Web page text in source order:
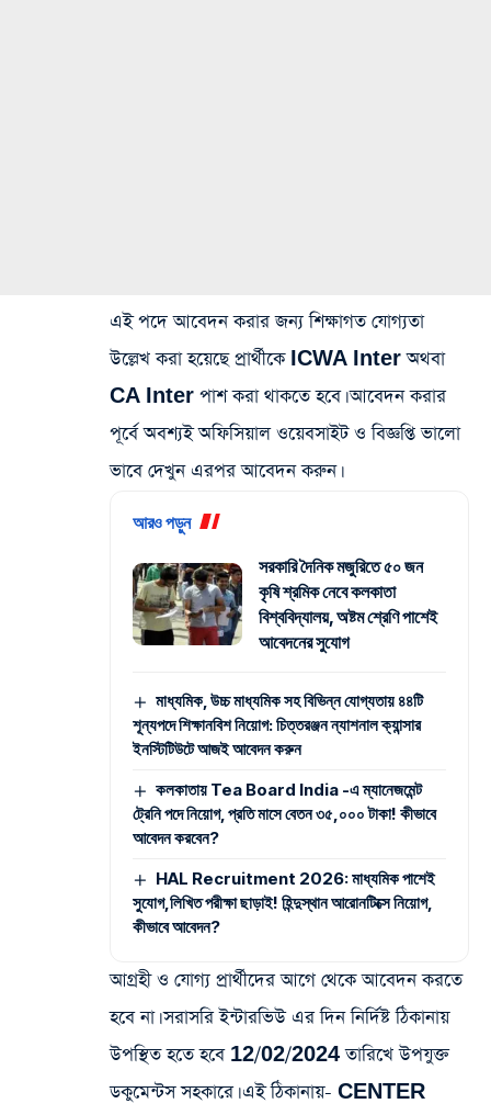
এই পদে আবেদন করার জন্য শিক্ষাগত যোগ্যতা
উল্লেখ করা হয়েছে প্রার্থীকে ICWA Inter অথবা
CA Inter পাশ করা থাকতে হবে। আবেদন করার
পূর্বে অবশ্যই অফিসিয়াল ওয়েবসাইট ও বিজ্ঞপ্তি ভালো
ভাবে দেখুন এরপর আবেদন করুন।
আরও পড়ুন
সরকারি দৈনিক মজুরিতে ৫০ জন
কৃষি শ্রমিক নেবে কলকাতা
বিশ্ববিদ্যালয়, অষ্টম শ্রেণি পাশেই
আবেদনের সুযোগ
মাধ্যমিক, উচ্চ মাধ্যমিক সহ বিভিন্ন যোগ্যতায় ৪৪টি
শূন্যপদে শিক্ষানবিশ নিয়োগ: চিত্তরঞ্জন ন্যাশনাল ক্যান্সার
ইনস্টিটিউটে আজই আবেদন করুন
কলকাতায় Tea Board India -এ ম্যানেজমেন্ট
ট্রেনি পদে নিয়োগ, প্রতি মাসে বেতন ৩৫,০০০ টাকা! কীভাবে
আবেদন করবেন?
HAL Recruitment 2026: মাধ্যমিক পাশেই
সুযোগ,লিখিত পরীক্ষা ছাড়াই! হিন্দুস্থান আরোনটিক্সে নিয়োগ,
কীভাবে আবেদন?
আগ্রহী ও যোগ্য প্রার্থীদের আগে থেকে আবেদন করতে
হবে না। সরাসরি ইন্টারভিউ এর দিন নির্দিষ্ট ঠিকানায়
উপস্থিত হতে হবে 12/02/2024 তারিখে উপযুক্ত
ডকুমেন্টস সহকারে। এই ঠিকানায়- CENTER